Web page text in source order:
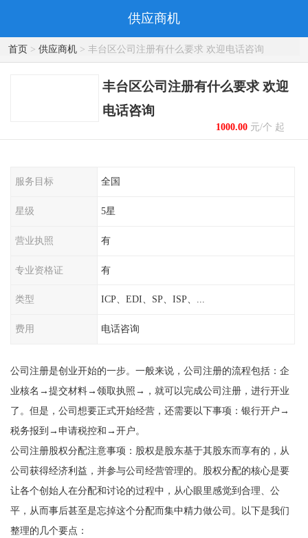
供应商机
首页> 供应商机> 丰台区公司注册有什么要求 欢迎电话咨询
丰台区公司注册有什么要求 欢迎
电话咨询
1000.00元/个 起
服务目标 全国
星级 5星
营业执照 有
专业资格证 有
类型 ICP、EDI、SP、ISP、...
费用 电话咨询
公司注册是创业开始的一步。一般来说，公司注册的流程包括：企
业核名→提交材料→领取执照→，就可以完成公司注册，进行开业
了。但是，公司想要正式开始经营，还需要以下事项：银行开户→
税务报到→申请税控和→开户。
公司注册股权分配注意事项：股权是股东基于其股东而享有的，从
公司获得经济利益，并参与公司经营管理的。股权分配的核心是要
让各个创始人在分配和讨论的过程中，从心眼里感觉到合理、公
平，从而事后甚至是忘掉这个分配而集中精力做公司。以下是我们
整理的几个要点：